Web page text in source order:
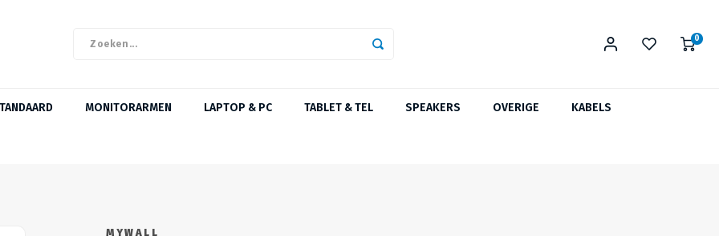
0
MONITORARMEN LAPTOP & PC TABLET & TEL SPEAKERS OVERIGE KABELS
MYWALL